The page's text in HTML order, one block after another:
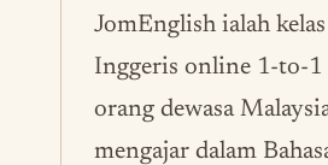
JomEnglish ialah kelas
Inggeris online 1-to-
orang dewasa
mengajar dalam